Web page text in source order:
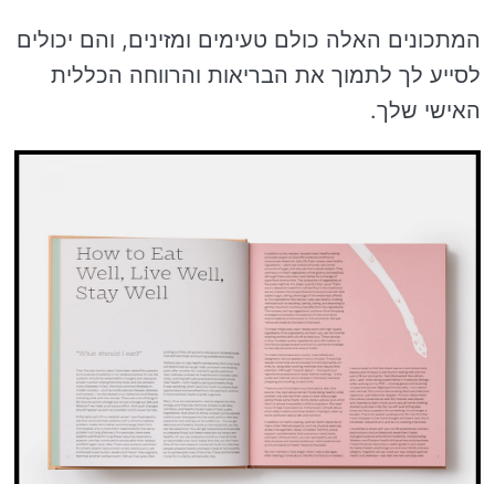
המתכונים האלה כולם טעימים ומזינים, והם יכולים
לסייע לך לתמוך את הבריאות והרווחה הכללית
האישי שלך.